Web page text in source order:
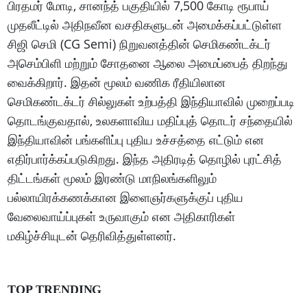
பிரதமர் மோடி, சானந்த் பகுதியில் 7,500 கோடி ரூபாய்
முதலீட்டில் அதிநவீன வசதிகளுடன் அமைக்கப்பட்டுள்ள
சிஜி செமி (CG Semi) நிறுவனத்தின் செமிகண்டக்டர்
அசெம்பிளி மற்றும் சோதனை ஆலை அமைப்பைத் திறந்து
வைக்கிறார். இதன் மூலம் வணிக ரீதியிலான
செமிகண்டக்டர் சில்லுகள் உற்பத்தி இந்தியாவில் முறைப்படி
தொடங்குவதால், உலகளாவிய மதிப்புத் தொடர் சந்தையில்
இந்தியாவின் பங்களிப்பு புதிய உச்சத்தை எட்டும் என
எதிர்பார்க்கப்படுகிறது. இந்த அதிரடித் தொழில் புரட்சித்
திட்டங்கள் மூலம் இரண்டு மாநிலங்களிலும்
பல்லாயிரக்கணக்கான இளைஞர்களுக்குப் புதிய
வேலைவாய்ப்புகள் உருவாகும் என அதிகாரிகள்
மகிழ்ச்சியுடன் தெரிவித்துள்ளனர்.
TOP TRENDING